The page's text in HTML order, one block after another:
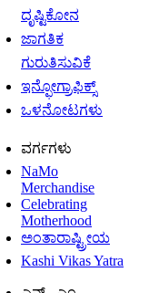
ದೃಷ್ಟಿಕೋನ
ಜಾಗತಿಕ
ಗುರುತಿಸುವಿಕೆ
ಇನ್ಫೋಗ್ರಾಫಿಕ್ಸ್
ಒಳನೋಟಗಳು
ವರ್ಗಗಳು
NaMo
Merchandise
Celebrating
Motherhood
ಅಂತಾರಾಷ್ಟ್ರೀಯ
Kashi Vikas Yatra